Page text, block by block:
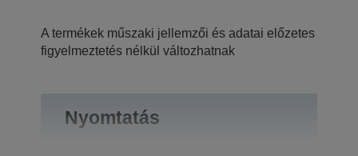
A termékek műszaki jellemzői és adatai előzetes
figyelmeztetés nélkül változhatnak
Nyomtatás